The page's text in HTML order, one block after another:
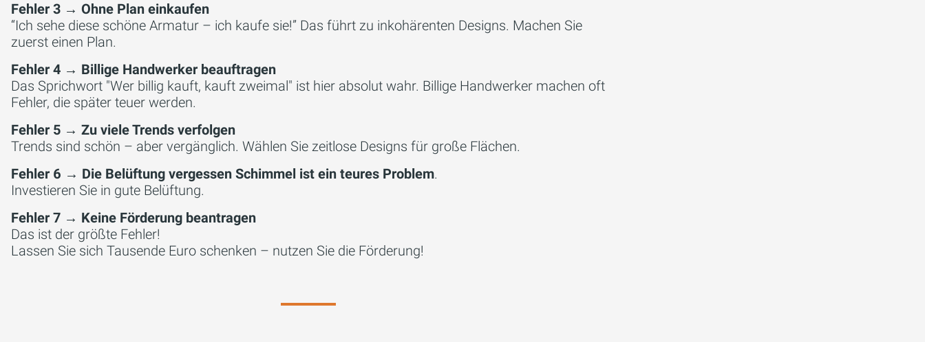
Fehler 3 → Ohne Plan einkaufen
“Ich sehe diese schöne Armatur – ich kaufe sie!” Das führt zu inkohärenten Designs. Machen Sie
zuerst einen Plan.
Fehler 4 → Billige Handwerker beauftragen
Das Sprichwort "Wer billig kauft, kauft zweimal" ist hier absolut wahr. Billige Handwerker machen oft
Fehler, die später teuer werden.
Fehler 5 → Zu viele Trends verfolgen
Trends sind schön – aber vergänglich. Wählen Sie zeitlose Designs für große Flächen.
Fehler 6 → Die Belüftung vergessen Schimmel ist ein teures Problem.
Investieren Sie in gute Belüftung.
Fehler 7 → Keine Förderung beantragen
Das ist der größte Fehler!
Lassen Sie sich Tausende Euro schenken – nutzen Sie die Förderung!